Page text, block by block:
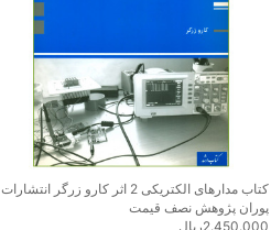
کتاب مدارهای الکتریکی 2 اثر کارو زرگر انتشارات
پوران پژوهش نصف قیمت
2.450.000ریال